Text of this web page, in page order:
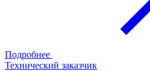
Подробнее
Технический заказчик